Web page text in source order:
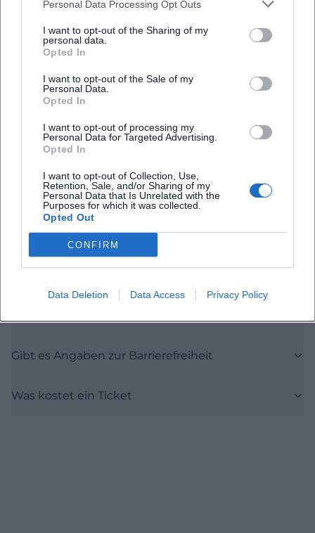
Personal Data Processing Opt Outs
I want to opt-out of the Sharing of my
personal data.
Opted In
I want to opt-out of the Sale of my
Personal Data.
Opted In
I want to opt-out of processing my
Personal Data for Targeted Advertising.
Opted In
I want to opt-out of Collection, Use,
Retention, Sale, and/or Sharing of my
Personal Data that Is Unrelated with the
Purposes for which it was collected.
Opted Out
CONFIRM
Data Deletion Data Access Privacy Policy
Häufig gestellte Fragen
Wann beginnt das Konzert und wie lange dauert
Gibt es eine Einlasszeit im NUTS
Gibt es Angaben zur Barrierefreiheit
Was kostet ein Ticket